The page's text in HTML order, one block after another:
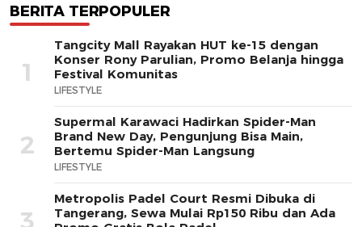
BERITA TERPOPULER
1
Tangcity Mall Rayakan HUT ke-15 dengan
Konser Rony Parulian, Promo Belanja hingga
Festival Komunitas
LIFESTYLE
2
Supermal Karawaci Hadirkan Spider-Man
Brand New Day, Pengunjung Bisa Main,
Bertemu Spider-Man Langsung
LIFESTYLE
Metropolis Padel Court Resmi Dibuka di
Tangerang, Sewa Mulai Rp150 Ribu dan Ada